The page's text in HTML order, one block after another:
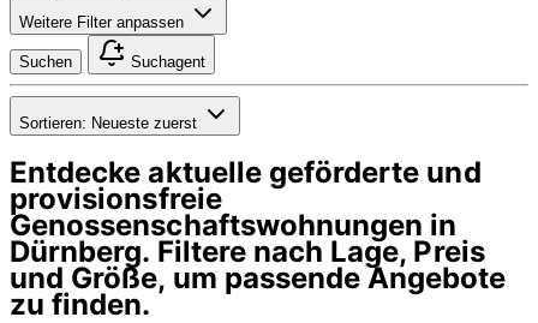
Weitere Filter anpassen
Suchen Suchagent
Sortieren: Neueste zuerst
Entdecke aktuelle geförderte und
provisionsfreie
Genossenschaftswohnungen in
Dürnberg. Filtere nach Lage, Preis
und Größe, um passende Angebote
zu finden.